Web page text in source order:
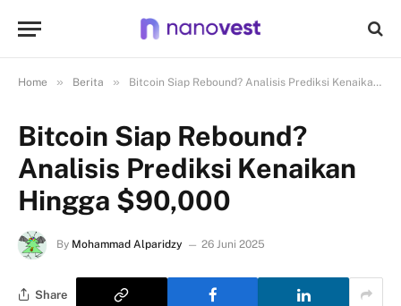
Home » Berita » Bitcoin Siap Rebound? Analisis Prediksi Kenaikan Hingga $90,000
Bitcoin Siap Rebound?
Analisis Prediksi Kenaikan
Hingga $90,000
By Mohammad Alparidzy 26 Juni 2025
Share